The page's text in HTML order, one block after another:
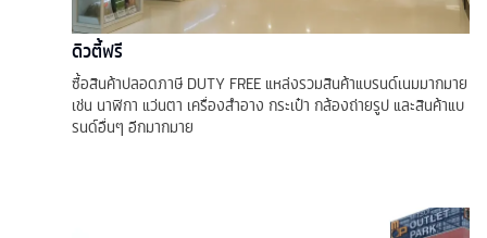
ดิวตี้ฟรี
ซื้อสินค้าปลอดภาษี DUTY FREE แหล่งรวมสินค้าแบรนด์เนมมากมาย
เช่น นาฬิกา แว่นตา เครื่องสำอาง กระเป๋า กล้องถ่ายรูป และสินค้าแบ
รนด์อื่นๆ อีกมากมาย